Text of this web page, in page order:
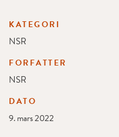
KATEGORI
NSR
FORFATTER
NSR
DATO
9. mars 2022